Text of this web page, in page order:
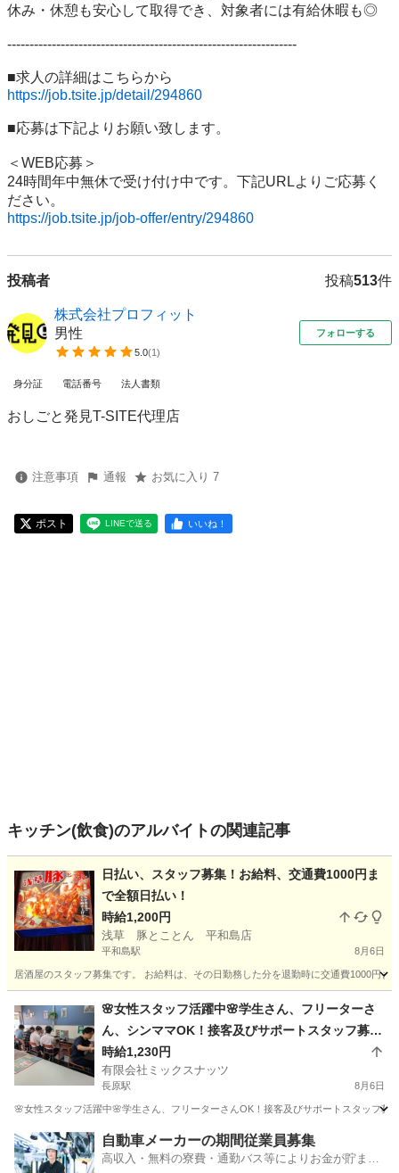
休み・休憩も安心して取得でき、対象者には有給休暇も◎
-----------------------------------------------------------------
https://job.tsite.jp/detail/294860
■応募は下記よりお願い致します。
＜WEB応募＞
24時間年中無休で受け付け中です。下記URLよりご応募く
https://job.tsite.jp/job-offer/entry/294860
投稿者 投稿513件
株式会社プロフィット
男性
5.0(1)
フォローする
身分証 電話番号 法人書類
おしごと発見T-SITE代理店
注意事項 通報 お気に入り 7
ポスト LINEで送る いいね！
キッチン(飲食)のアルバイトの関連記事
日払い、スタッフ募集！お給料、交通費1000円ま
で全額日払い！
時給1,200円
浅草 豚とことん 平和島店
平和島駅 8月6日
居酒屋のスタッフ募集です。 お給料は、その日勤務した分を退勤時に交通費1000円
平和島駅 居酒屋 スタッフ
🌸女性スタッフ活躍中🌸学生さん、フリーターさ
ん、シンママOK！接客及びサポートスタッフ募
集！
時給1,230円
有限会社ミックスナッツ
長原駅 8月6日
🌸女性スタッフ活躍中🌸学生さん、フリーターさんOK！接客及びサポートスタッフ
東京 大田区 長原駅 カフェ スタッフ
自動車メーカーの期間従業員募集
高収入・無料の寮費・通勤バス等によりお金が貯まり